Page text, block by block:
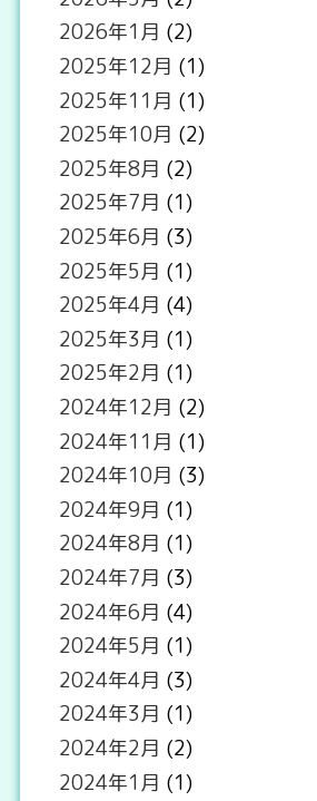
2026年1月 (2)
2025年12月 (1)
2025年11月 (1)
2025年10月 (2)
2025年8月 (2)
2025年7月 (1)
2025年6月 (3)
2025年5月 (1)
2025年4月 (4)
2025年3月 (1)
2025年2月 (1)
2024年12月 (2)
2024年11月 (1)
2024年10月 (3)
2024年9月 (1)
2024年8月 (1)
2024年7月 (3)
2024年6月 (4)
2024年5月 (1)
2024年4月 (3)
2024年3月 (1)
2024年2月 (2)
2024年1月 (1)